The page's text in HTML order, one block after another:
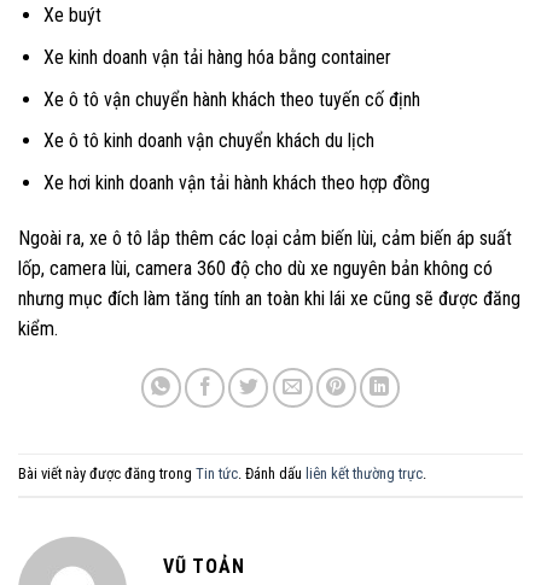
Xe buýt
Xe kinh doanh vận tải hàng hóa bằng container
Xe ô tô vận chuyển hành khách theo tuyến cố định
Xe ô tô kinh doanh vận chuyển khách du lịch
Xe hơi kinh doanh vận tải hành khách theo hợp đồng
Ngoài ra, xe ô tô lắp thêm các loại cảm biến lùi, cảm biến áp suất
lốp, camera lùi, camera 360 độ cho dù xe nguyên bản không có
nhưng mục đích làm tăng tính an toàn khi lái xe cũng sẽ được đăng
kiểm.
Bài viết này được đăng trong Tin tức . Đánh dấu liên kết thường trực
VŨ TOẢN